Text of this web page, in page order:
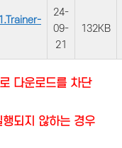
24-
09-
21
132KB
다운로드를 차단
되지 않하는 경우